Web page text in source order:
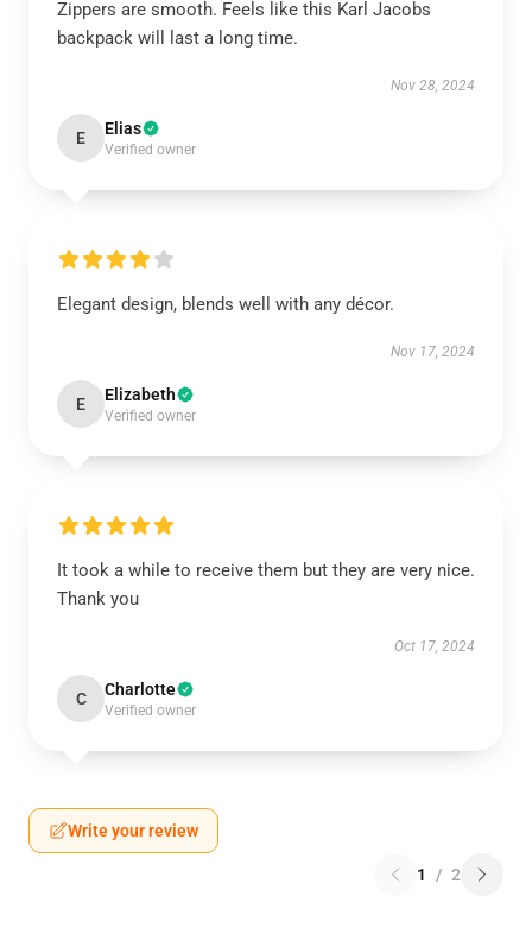
Zippers are smooth. Feels like this Karl Jacobs
backpack will last a long time.
Nov 28, 2024
E Elias
Verified owner
Elegant design, blends well with any décor.
Nov 17, 2024
E Elizabeth
Verified owner
It took a while to receive them but they are very nice.
Thank you
Oct 17, 2024
C Charlotte
Verified owner
Write your review
1 / 2